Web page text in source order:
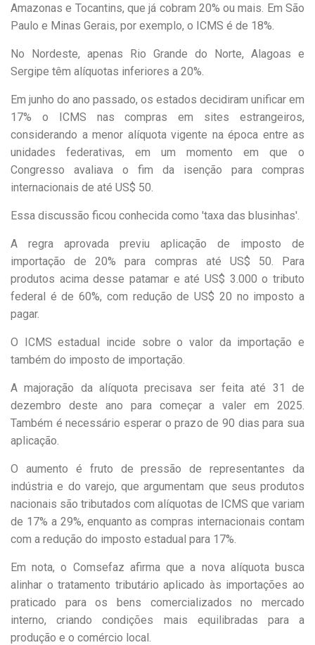
Amazonas e Tocantins, que já cobram 20% ou mais. Em São
Paulo e Minas Gerais, por exemplo, o ICMS é de 18%.
No Nordeste, apenas Rio Grande do Norte, Alagoas e
Sergipe têm alíquotas inferiores a 20%.
Em junho do ano passado, os estados decidiram unificar em
17% o ICMS nas compras em sites estrangeiros,
considerando a menor alíquota vigente na época entre as
unidades federativas, em um momento em que o
Congresso avaliava o fim da isenção para compras
internacionais de até US$ 50.
Essa discussão ficou conhecida como 'taxa das blusinhas'.
A regra aprovada previu aplicação de imposto de
importação de 20% para compras até US$ 50. Para
produtos acima desse patamar e até US$ 3.000 o tributo
federal é de 60%, com redução de US$ 20 no imposto a
pagar.
O ICMS estadual incide sobre o valor da importação e
também do imposto de importação.
A majoração da alíquota precisava ser feita até 31 de
dezembro deste ano para começar a valer em 2025.
Também é necessário esperar o prazo de 90 dias para sua
aplicação.
O aumento é fruto de pressão de representantes da
indústria e do varejo, que argumentam que seus produtos
nacionais são tributados com alíquotas de ICMS que variam
de 17% a 29%, enquanto as compras internacionais contam
com a redução do imposto estadual para 17%.
Em nota, o Comsefaz afirma que a nova alíquota busca
alinhar o tratamento tributário aplicado às importações ao
praticado para os bens comercializados no mercado
interno, criando condições mais equilibradas para a
produção e o comércio local.